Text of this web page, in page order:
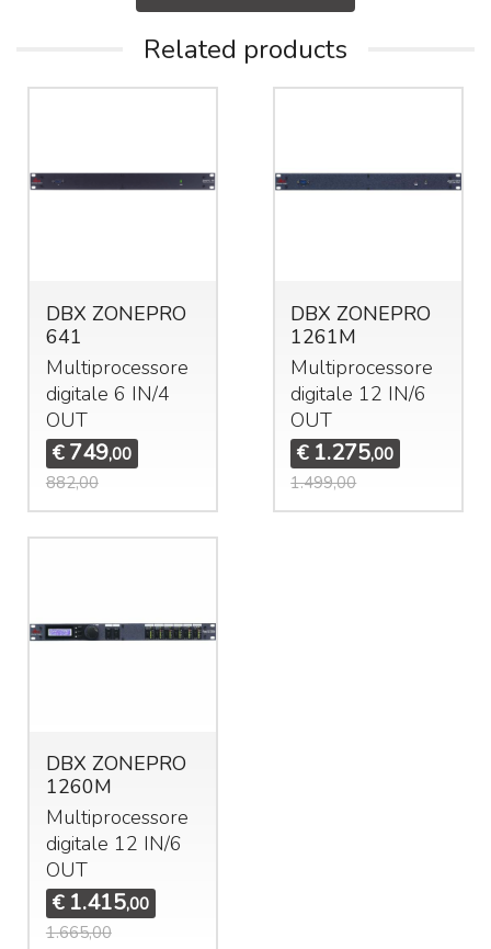
Related products
DBX ZONEPRO
641
Multiprocessore
digitale 6 IN/4
OUT
€ 749,00
882,00
DBX ZONEPRO
1261M
Multiprocessore
digitale 12 IN/6
OUT
€ 1.275,00
1.499,00
DBX ZONEPRO
1260M
Multiprocessore
digitale 12 IN/6
OUT
€ 1.415,00
1.665,00